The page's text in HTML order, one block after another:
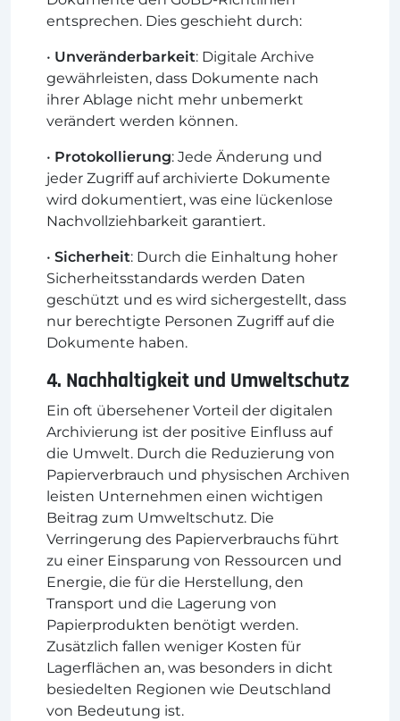
entsprechen. Dies geschieht durch:
• Unveränderbarkeit: Digitale Archive
gewährleisten, dass Dokumente nach
ihrer Ablage nicht mehr unbemerkt
verändert werden können.
• Protokollierung: Jede Änderung und
jeder Zugriff auf archivierte Dokumente
wird dokumentiert, was eine lückenlose
Nachvollziehbarkeit garantiert.
• Sicherheit: Durch die Einhaltung hoher
Sicherheitsstandards werden Daten
geschützt und es wird sichergestellt, dass
nur berechtigte Personen Zugriff auf die
Dokumente haben.
4. Nachhaltigkeit und Umweltschutz
Ein oft übersehener Vorteil der digitalen
Archivierung ist der positive Einfluss auf
die Umwelt. Durch die Reduzierung von
Papierverbrauch und physischen Archiven
leisten Unternehmen einen wichtigen
Beitrag zum Umweltschutz. Die
Verringerung des Papierverbrauchs führt
zu einer Einsparung von Ressourcen und
Energie, die für die Herstellung, den
Transport und die Lagerung von
Papierprodukten benötigt werden.
Zusätzlich fallen weniger Kosten für
Lagerflächen an, was besonders in dicht
besiedelten Regionen wie Deutschland
von Bedeutung ist.